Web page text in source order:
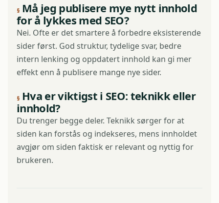
Må jeg publisere mye nytt innhold
for å lykkes med SEO?
Nei. Ofte er det smartere å forbedre eksisterende
sider først. God struktur, tydelige svar, bedre
intern lenking og oppdatert innhold kan gi mer
effekt enn å publisere mange nye sider.
Hva er viktigst i SEO: teknikk eller
innhold?
Du trenger begge deler. Teknikk sørger for at
siden kan forstås og indekseres, mens innholdet
avgjør om siden faktisk er relevant og nyttig for
brukeren.